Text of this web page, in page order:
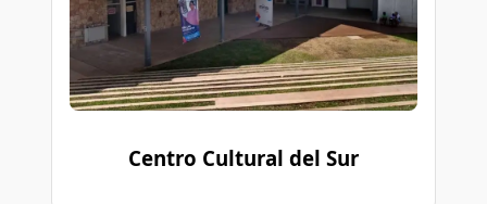
Centro Cultural del Sur